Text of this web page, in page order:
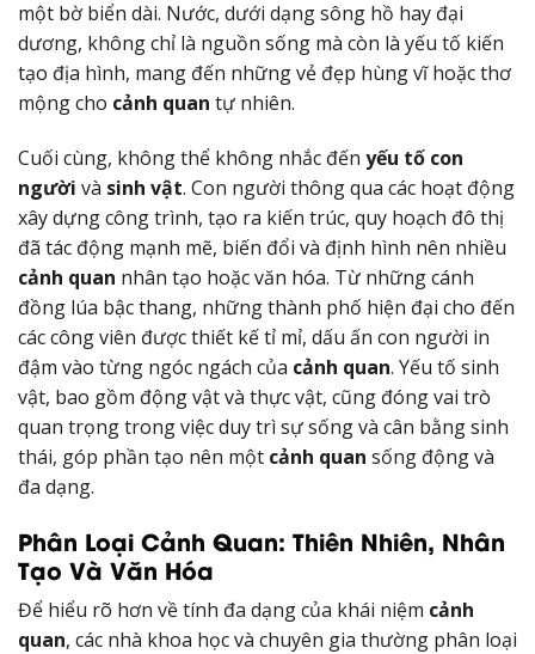
một bờ biển dài. Nước, dưới dạng sông hồ hay đại
dương, không chỉ là nguồn sống mà còn là yếu tố kiến
tạo địa hình, mang đến những vẻ đẹp hùng vĩ hoặc thơ
mộng cho cảnh quan tự nhiên.
Cuối cùng, không thể không nhắc đến yếu tố con
người và sinh vật. Con người thông qua các hoạt động
xây dựng công trình, tạo ra kiến trúc, quy hoạch đô thị
đã tác động mạnh mẽ, biến đổi và định hình nên nhiều
cảnh quan nhân tạo hoặc văn hóa. Từ những cánh
đồng lúa bậc thang, những thành phố hiện đại cho đến
các công viên được thiết kế tỉ mỉ, dấu ấn con người in
đậm vào từng ngóc ngách của cảnh quan. Yếu tố sinh
vật, bao gồm động vật và thực vật, cũng đóng vai trò
quan trọng trong việc duy trì sự sống và cân bằng sinh
thái, góp phần tạo nên một cảnh quan sống động và
đa dạng.
Phân Loại Cảnh Quan: Thiên Nhiên, Nhân
Tạo Và Văn Hóa
Để hiểu rõ hơn về tính đa dạng của khái niệm cảnh
quan, các nhà khoa học và chuyên gia thường phân loại